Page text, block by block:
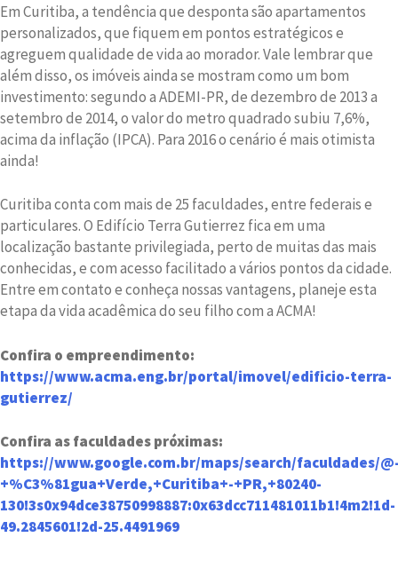
Em Curitiba, a tendência que desponta são apartamentos
personalizados, que fiquem em pontos estratégicos e
agreguem qualidade de vida ao morador. Vale lembrar que
além disso, os imóveis ainda se mostram como um bom
investimento: segundo a ADEMI-PR, de dezembro de 2013 a
setembro de 2014, o valor do metro quadrado subiu 7,6%,
acima da inflação (IPCA). Para 2016 o cenário é mais otimista
ainda!
Curitiba conta com mais de 25 faculdades, entre federais e
particulares. O Edifício Terra Gutierrez fica em uma
localização bastante privilegiada, perto de muitas das mais
conhecidas, e com acesso facilitado a vários pontos da cidade.
Entre em contato e conheça nossas vantagens, planeje esta
etapa da vida acadêmica do seu filho com a ACMA!
Confira o empreendimento:
https://www.acma.eng.br/portal/imovel/edificio-terra-
gutierrez/
Confira as faculdades próximas:
https://www.google.com.br/maps/search/faculdades/
+%C3%81gua+Verde,+Curitiba+-+PR,+80240-
130!3s0x94dce38750998887:0x63dcc711481011b1!4m2!1d-
49.2845601!2d-25.4491969